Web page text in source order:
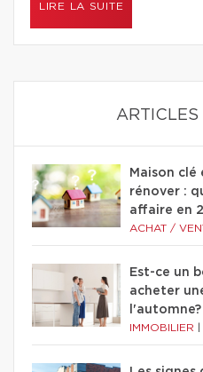
LIRE LA SUITE
ARTICLES
Maison clé
rénover :
affaire en
ACHAT /
Est-ce un
acheter
l'automne?
IMMOBILIER